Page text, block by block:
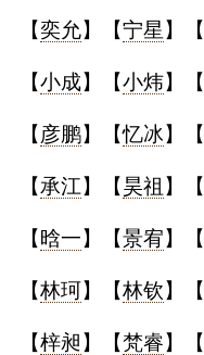
【奕允】【宁星 】【
【小成】【小炜】【
【 彦鹏】【忆冰】【
【承江】【昊祖 】【
【 晗一】【景宥】【
【林珂】【林钦】【
【梓昶 】【梵睿】【